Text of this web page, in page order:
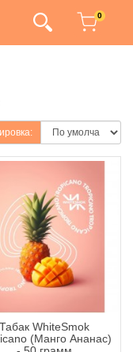
0
Табак WhiteSmok
(Манго Ананас)